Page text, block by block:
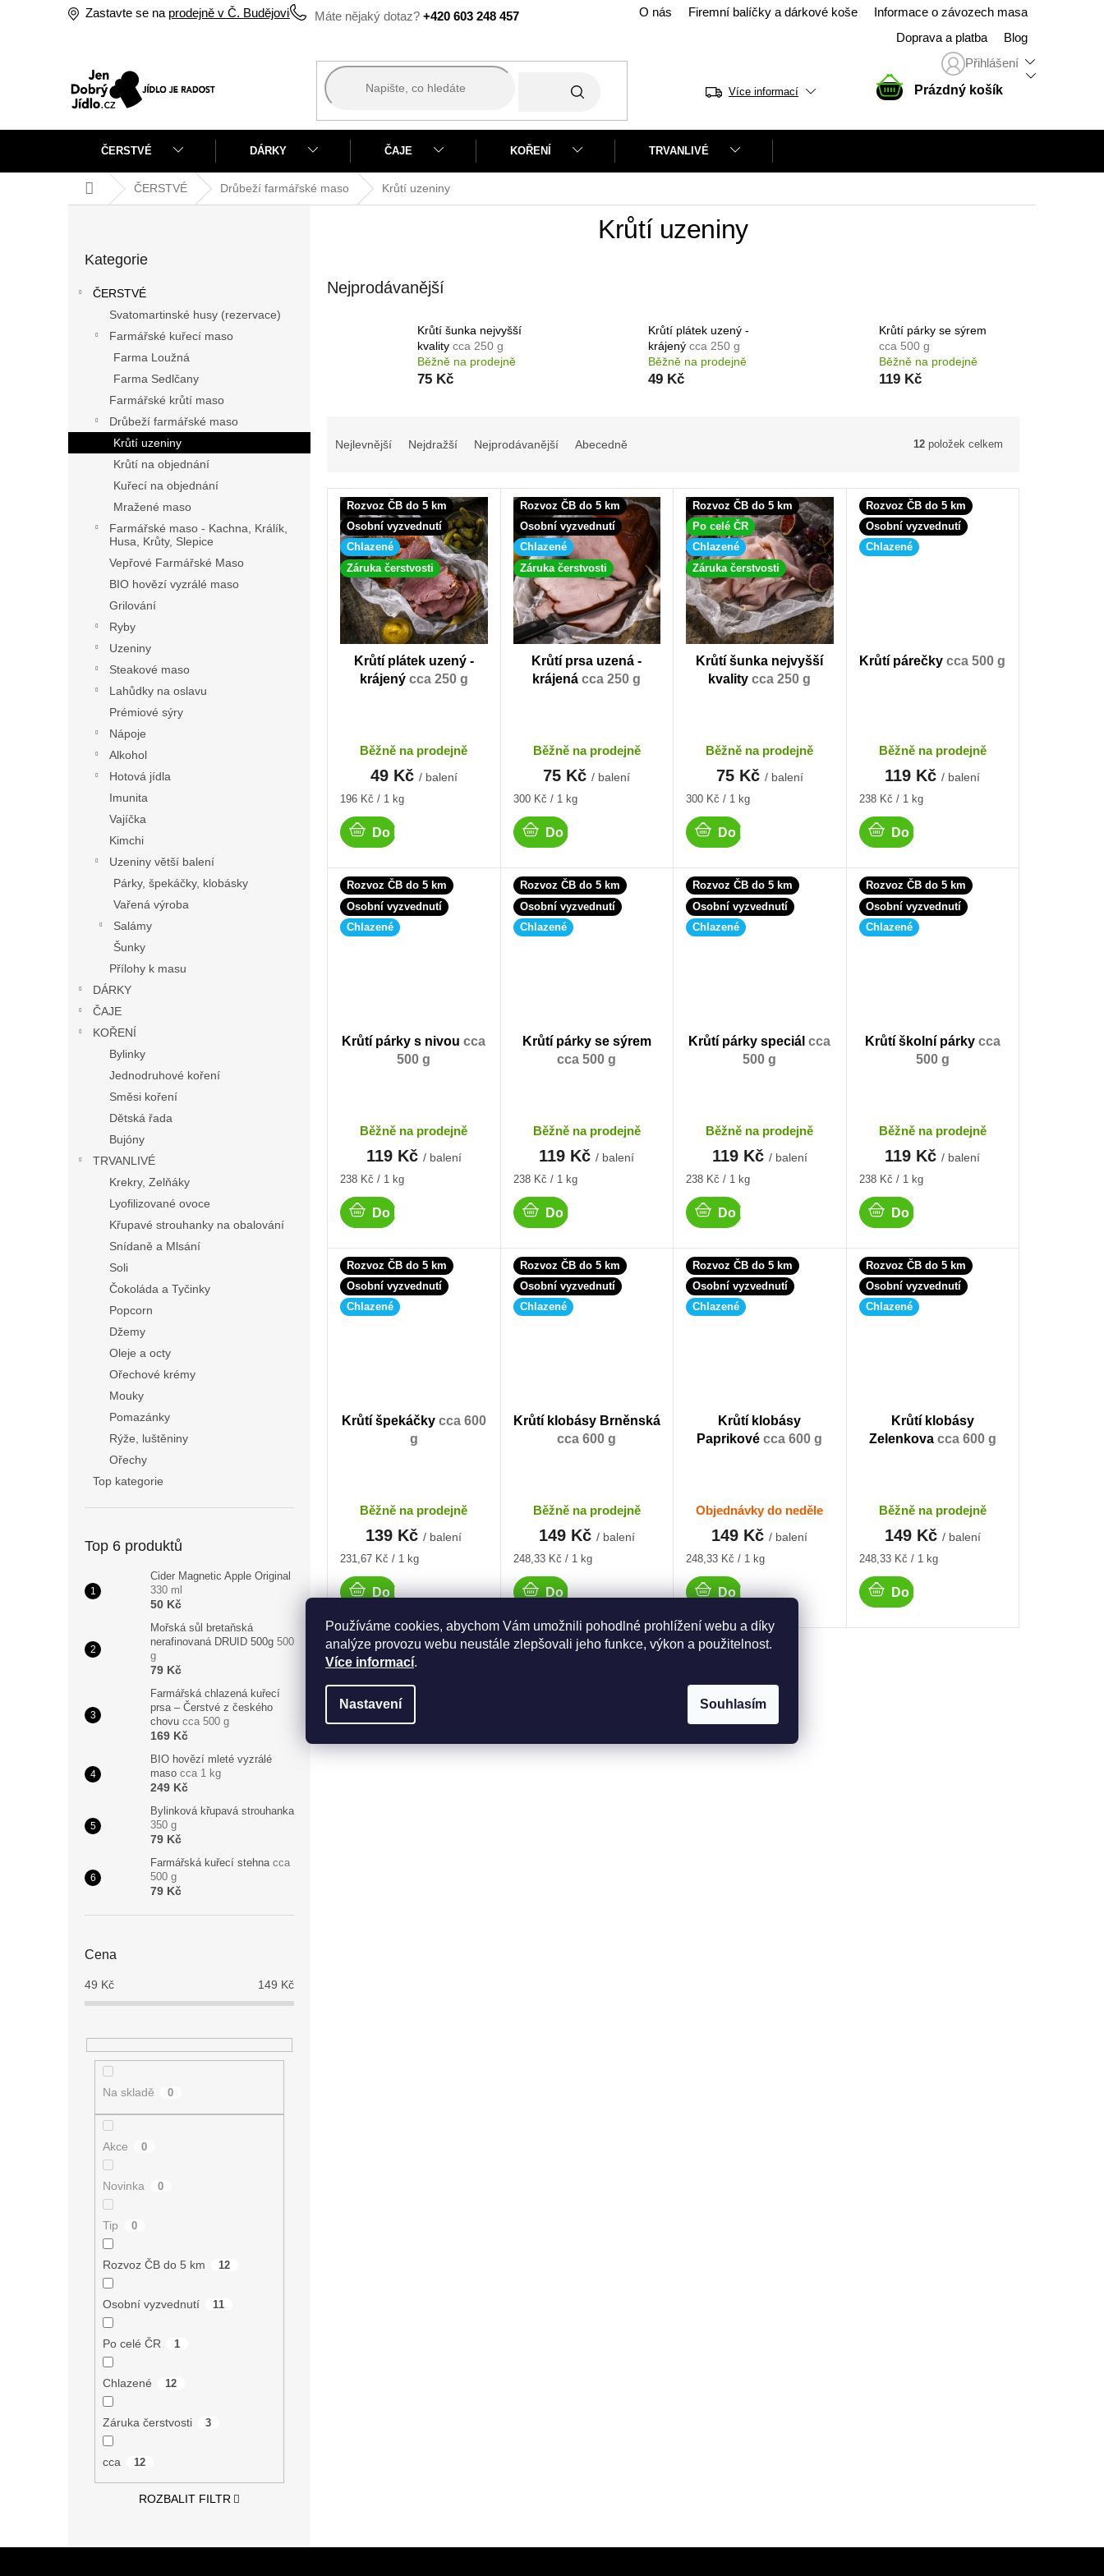
Používáme cookies, abychom Vám umožnili pohodlné prohlížení webu a díky
analýze provozu webu neustále zlepšovali jeho funkce, výkon a použitelnost.
Více informací.
Nastavení Souhlasím
+420 603 248 457
Zastavte se na prodejně v Č. Budějovicích O nás Firemní balíčky a dárkové koše
Informace o závozech masa
Doprava a platba
Blog
Přihlášení
Více informací
NÁKUPNÍ
KOŠÍK
Prázdný košík
ČERSTVÉ DÁRKY ČAJE KOŘENÍ TRVANLIVÉ
Domů ČERSTVÉ Drůbeží farmářské maso Krůtí uzeniny
e
kategorie
Kategorie
ČERSTVÉ
Svatomartinské husy (rezervace)
Farmářské kuřecí maso
Farma Loužná
Farma Sedlčany
Farmářské krůtí maso
Drůbeží farmářské maso
Krůtí uzeniny
Krůtí na objednání
Kuřecí na objednání
Mražené maso
Farmářské maso - Kachna, Králík,
Husa, Krůty, Slepice
Vepřové Farmářské Maso
BIO hovězí vyzrálé maso
Grilování
Ryby
Uzeniny
Steakové maso
Lahůdky na oslavu
Prémiové sýry
Nápoje
Alkohol
Hotová jídla
Imunita
Vajíčka
Kimchi
Uzeniny větší balení
Párky, špekáčky, klobásky
Vařená výroba
Salámy
Šunky
Přílohy k masu
DÁRKY
ČAJE
KOŘENÍ
Bylinky
Jednodruhové koření
Směsi koření
Dětská řada
Bujóny
TRVANLIVÉ
Krekry, Zelňáky
Lyofilizované ovoce
Křupavé strouhanky na obalování
Snídaně a Mlsání
Soli
Čokoláda a Tyčinky
Popcorn
Džemy
Oleje a octy
Ořechové krémy
Mouky
Pomazánky
Rýže, luštěniny
Ořechy
Top kategorie
Top 6 produktů
Cider Magnetic Apple Original
330 ml
50 Kč
Mořská sůl bretaňská
nerafinovaná DRUID 500g 500
g
79 Kč
Farmářská chlazená kuřecí
prsa – Čerstvé z českého
chovu cca 500 g
169 Kč
BIO hovězí mleté vyzrálé
maso cca 1 kg
249 Kč
Bylinková křupavá strouhanka
350 g
79 Kč
Farmářská kuřecí stehna cca
500 g
79 Kč
Cena
49 Kč 149 Kč
Na skladě 0
Akce 0
Novinka 0
Tip 0
Rozvoz ČB do 5 km 12
Osobní vyzvednutí 11
Po celé ČR 1
Chlazené 12
Záruka čerstvosti 3
cca 12
ROZBALIT FILTR
Krůtí uzeniny
Nejprodávanější
Krůtí šunka nejvyšší
kvality cca 250 g
Běžně na prodejně
75 Kč
Krůtí plátek uzený -
krájený cca 250 g
Běžně na prodejně
49 Kč
Krůtí párky se sýrem
cca 500 g
Běžně na prodejně
119 Kč
Nejlevnější Nejdražší Nejprodávanější Abecedně 12 položek celkem
Rozvoz ČB do 5 km
Osobní vyzvednutí
Chlazené
Záruka čerstvosti
Krůtí plátek uzený -
krájený cca 250 g
Běžně na prodejně
49 Kč / balení
Měrná
196 Kč / 1 kg
Do košíku
Rozvoz ČB do 5 km
Osobní vyzvednutí
Chlazené
Záruka čerstvosti
Krůtí prsa uzená -
krájenácca 250 g
Běžně na prodejně
75 Kč/ balení
Měrná
300 Kč / 1 kg
Do košíku
Rozvoz ČB do 5 km
Po celé ČR
Chlazené
Záruka čerstvosti
Krůtí šunka nejvyšší
kvalitycca 250 g
Běžně na prodejně
75 Kč / balení
Měrná
300 Kč / 1 kg
Do košíku
Rozvoz ČB do 5 km
Osobní vyzvednutí
Chlazené
Krůtí párečkycca 500 g
Běžně na prodejně
119 Kč/ balení
Měrná
238 Kč / 1 kg
Do košíku
Rozvoz ČB do 5 km
Osobní vyzvednutí
Chlazené
Krůtí párky s nivoucca
500 g
Běžně na prodejně
119 Kč / balení
Měrná
238 Kč / 1 kg
Do košíku
Rozvoz ČB do 5 km
Osobní vyzvednutí
Chlazené
Krůtí párky se sýrem
cca 500 g
Běžně na prodejně
119 Kč/ balení
Měrná
238 Kč / 1 kg
Do košíku
Rozvoz ČB do 5 km
Osobní vyzvednutí
Chlazené
Krůtí párky speciálcca
500 g
Běžně na prodejně
119 Kč / balení
Měrná
238 Kč / 1 kg
Do košíku
Rozvoz ČB do 5 km
Osobní vyzvednutí
Chlazené
Krůtí školní párky cca
500 g
Běžně na prodejně
119 Kč/ balení
Měrná
238 Kč / 1 kg
Do košíku
Rozvoz ČB do 5 km
Osobní vyzvednutí
Chlazené
Krůtí špekáčky cca 600
g
Běžně na prodejně
139 Kč/ balení
Měrná
231,67 Kč / 1 kg
Do košíku
Rozvoz ČB do 5 km
Osobní vyzvednutí
Chlazené
Krůtí klobásy Brněnská
cca 600 g
Běžně na prodejně
149 Kč / balení
Měrná
248,33 Kč / 1 kg
Do košíku
Rozvoz ČB do 5 km
Osobní vyzvednutí
Chlazené
Krůtí klobásy
Paprikovécca 600 g
Objednávky do neděle
149 Kč/ balení
Měrná
248,33 Kč / 1 kg
Do košíku
Rozvoz ČB do 5 km
Osobní vyzvednutí
Chlazené
Krůtí klobásy
Zelenkova cca 600 g
Běžně na prodejně
149 Kč / balení
Měrná
248,33 Kč / 1 kg
Do košíku
O
c